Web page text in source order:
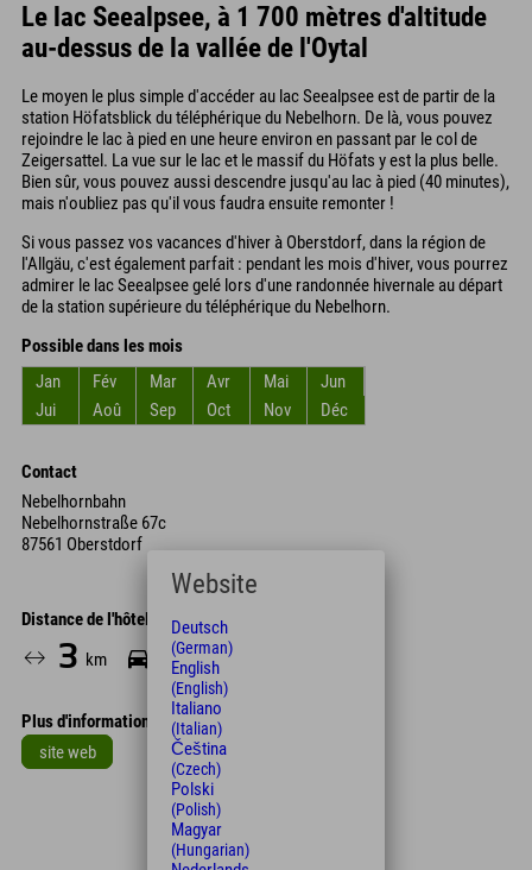
Le lac Seealpsee, à 1 700 mètres d'altitude
au-dessus de la vallée de l'Oytal
Le moyen le plus simple d'accéder au lac Seealpsee est de partir de la
station Höfatsblick du téléphérique du Nebelhorn. De là, vous pouvez
rejoindre le lac à pied en une heure environ en passant par le col de
Zeigersattel. La vue sur le lac et le massif du Höfats y est la plus belle.
Bien sûr, vous pouvez aussi descendre jusqu'au lac à pied (40 minutes),
mais n'oubliez pas qu'il vous faudra ensuite remonter !
Si vous passez vos vacances d'hiver à Oberstdorf, dans la région de
l'Allgäu, c'est également parfait : pendant les mois d'hiver, vous pourrez
admirer le lac Seealpsee gelé lors d'une randonnée hivernale au départ
de la station supérieure du téléphérique du Nebelhorn.
Possible dans les mois
Jan
Fév Mar Avr Mai
Jun
Jui
Aoû Sep Oct Nov Déc
Contact
Nebelhornbahn
Nebelhornstraße 67c
87561 Oberstdorf
Distance de l'hôtel
3 km 9 Min.
Plus d'informations
site web
Website
Deutsch
(German)
English
(English)
Italiano
(Italian)
Čeština
(Czech)
Polski
(Polish)
Magyar
(Hungarian)